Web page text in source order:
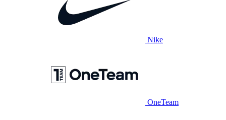
Nike
OneTeam